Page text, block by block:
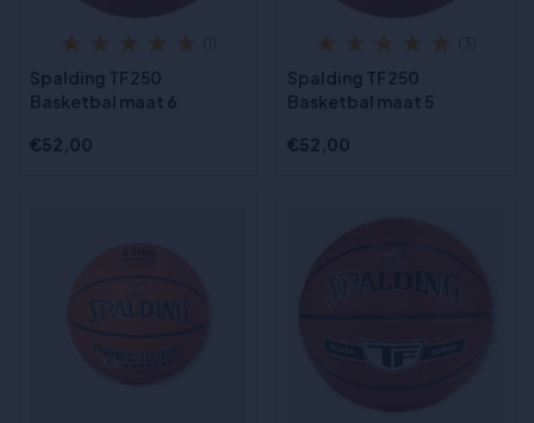
Spalding TF250
Basketbal maat 6
€52,00
Spalding TF250
Basketbal maat 5
€52,00